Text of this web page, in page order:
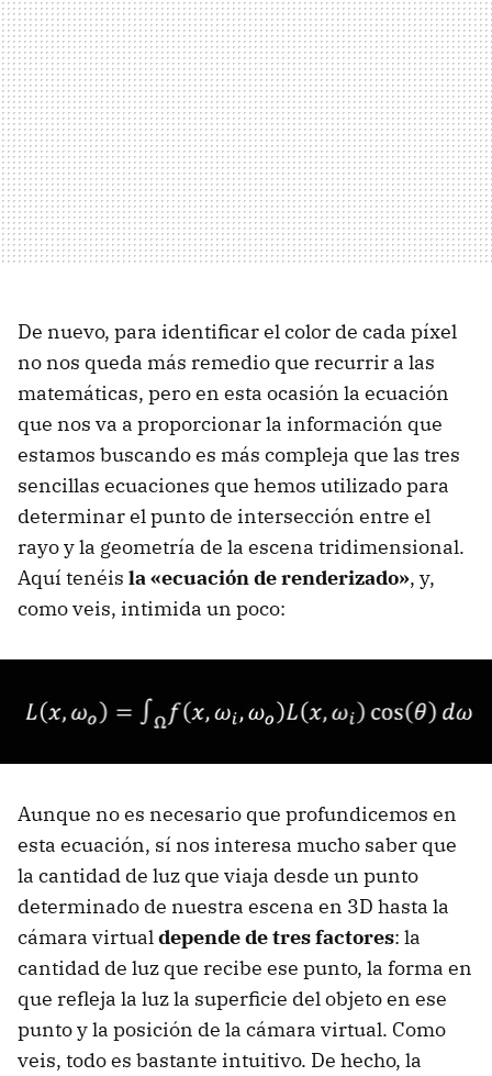
De nuevo, para identificar el color de cada píxel
no nos queda más remedio que recurrir a las
matemáticas, pero en esta ocasión la ecuación
que nos va a proporcionar la información que
estamos buscando es más compleja que las tres
sencillas ecuaciones que hemos utilizado para
determinar el punto de intersección entre el
rayo y la geometría de la escena tridimensional.
Aquí tenéis la «ecuación de renderizado», y,
como veis, intimida un poco:
Aunque no es necesario que profundicemos en
esta ecuación, sí nos interesa mucho saber que
la cantidad de luz que viaja desde un punto
determinado de nuestra escena en 3D hasta la
cámara virtualdepende de tres factores: la
cantidad de luz que recibe ese punto, la forma en
que refleja la luz la superficie del objeto en ese
punto y la posición de la cámara virtual. Como
veis, todo es bastante intuitivo. De hecho, la